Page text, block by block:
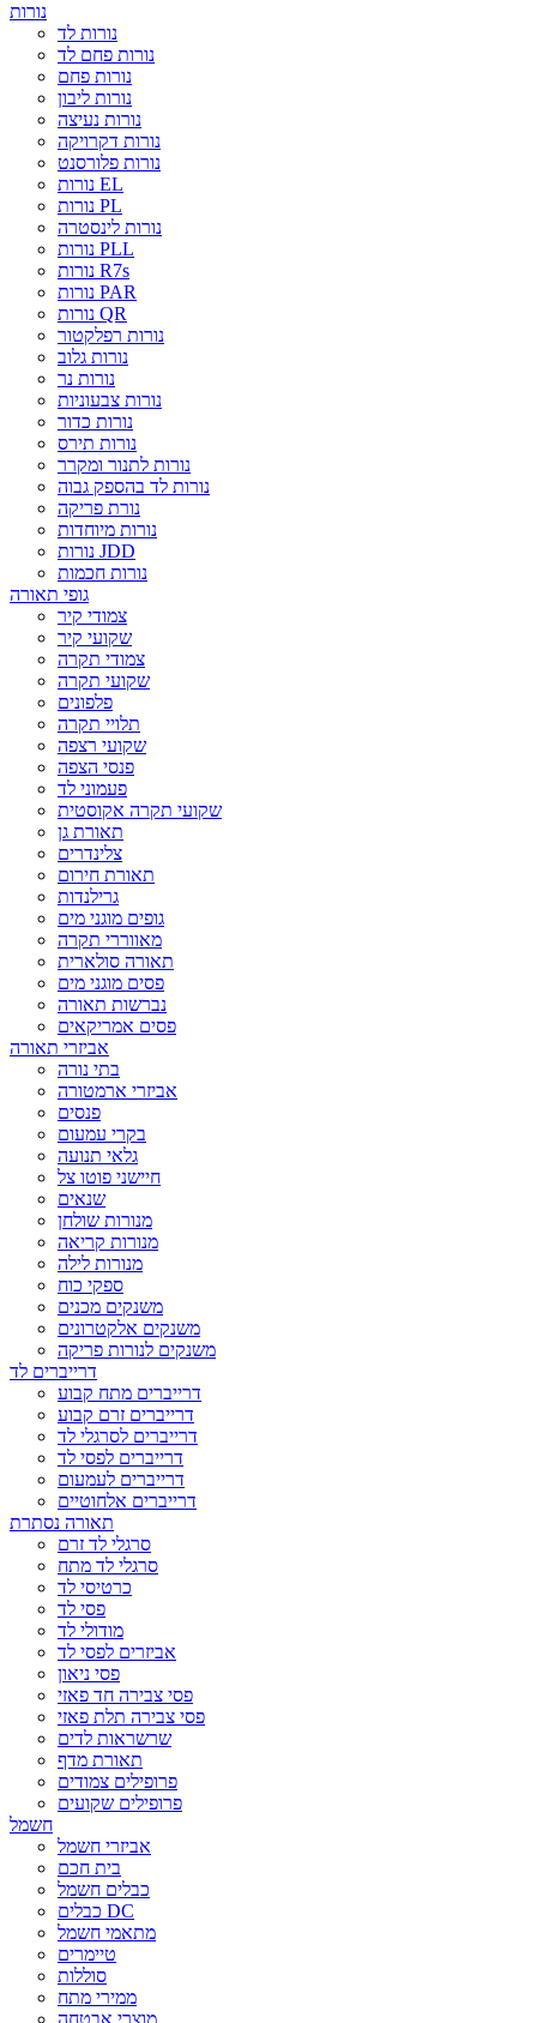
נורות
נורות לד
נורות פחם לד
נורות פחם
נורות ליבון
נורות נעיצה
נורות דקרויקה
נורות פלורסנט
נורות EL
נורות PL
נורות לינסטרה
נורות PLL
נורות R7s
נורות PAR
נורות QR
נורות רפלקטור
נורות גלוב
נורות נר
נורות צבעוניות
נורות כדור
נורות תירס
נורות לתנור ומקרר
נורות לד בהספק גבוה
נורת פריקה
נורות מיוחדות
נורות JDD
נורות חכמות
גופי תאורה
צמודי קיר
שקועי קיר
צמודי תקרה
שקועי תקרה
פלפונים
תלויי תקרה
שקועי רצפה
פנסי הצפה
פעמוני לד
שקועי תקרה אקוסטית
תאורת גן
צלינדרים
תאורת חירום
גרילנדות
גופים מוגני מים
מאווררי תקרה
תאורה סולארית
פסים מוגני מים
נברשות תאורה
פסים אמריקאים
אביזרי תאורה
בתי נורה
אביזרי ארמטורה
פנסים
בקרי עמעום
גלאי תנועה
חיישני פוטו צל
שנאים
מנורות שולחן
מנורות קריאה
מנורות לילה
ספקי כוח
משנקים מכנים
משנקים אלקטרונים
משנקים לנורות פריקה
דרייברים לד
דרייברים מתח קבוע
דרייברים זרם קבוע
דרייברים לסרגלי לד
דרייברים לפסי לד
דרייברים לעמעום
דרייברים אלחוטיים
תאורה נסתרת
סרגלי לד זרם
סרגלי לד מתח
כרטיסי לד
פסי לד
מודולי לד
אביזרים לפסי לד
פסי ניאון
פסי צבירה חד פאזי
פסי צבירה תלת פאזי
שרשראות לדים
תאורת מדף
פרופילים צמודים
פרופילים שקועים
חשמל
אביזרי חשמל
בית חכם
כבלים חשמל
כבלים DC
מתאמי חשמל
טיימרים
סוללות
ממירי מתח